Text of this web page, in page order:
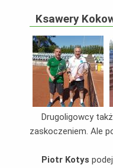
Ksawery
Drugoligowcy
zaskoczeniem. Ale
Piotr Kotys